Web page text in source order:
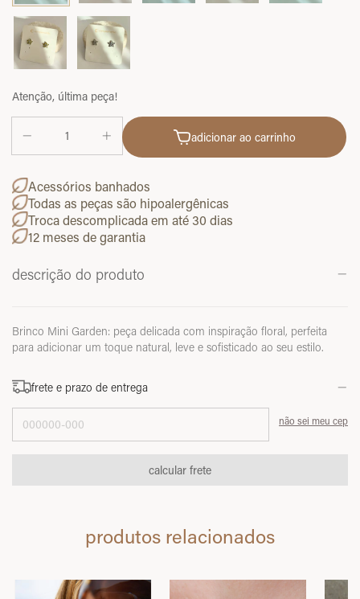
Atenção, última peça!
adicionar ao carrinho
Acessórios banhados
Todas as peças são hipoalergênicas
Troca descomplicada em até 30 dias
12 meses de garantia
descrição do produto
Brinco Mini Garden: peça delicada com inspiração floral, perfeita
para adicionar um toque natural, leve e sofisticado ao seu estilo.
frete e prazo de entrega
Entregas para o CEP:
não sei meu cep
calcular frete
produtos relacionados